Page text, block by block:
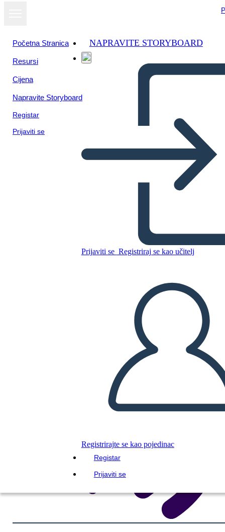
Početna Stranica
Resursi
Cijena
Napravite Storyboard
Registar
Prijaviti se
NAPRAVITE STORYBOARD
Prijaviti se Registriraj se kao učitelj
Registrirajte se kao pojedinac
Registar
Prijaviti se
REPRODUCIRAJ DIJAPROJEKCIJU
ČITAJ MI